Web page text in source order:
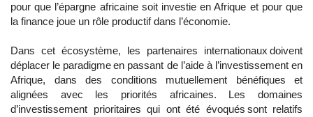
pour que l’épargne africaine soit investie en Afrique et pour que
la finance joue un rôle productif dans l’économie.
Dans cet écosystème, les partenaires internationaux doivent
déplacer le paradigme en passant de l’aide à l’investissement en
Afrique, dans des conditions mutuellement bénéfiques et
alignées avec les priorités africaines. Les domaines
d’investissement prioritaires qui ont été évoqués sont relatifs